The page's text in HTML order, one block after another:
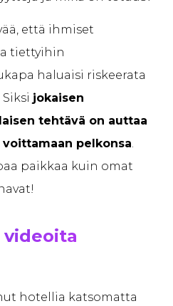
että ihmiset
tiettyihin
haluaisi riskeerata
jokaisen
tehtävä on auttaa
pelkonsa.
paikkaa kuin omat
videoita
hotellia katsomatta